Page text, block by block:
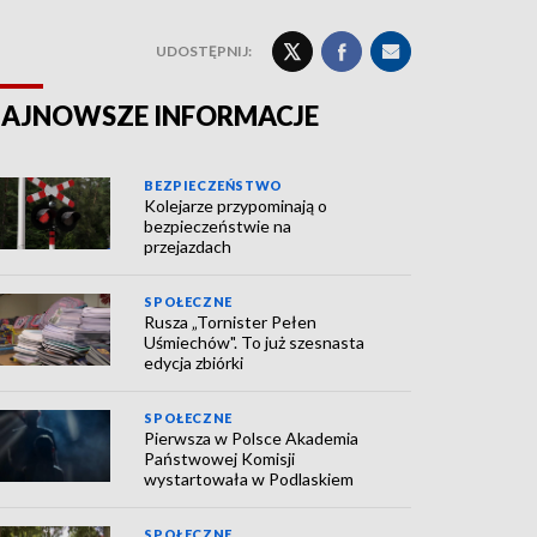
UDOSTĘPNIJ:
INFORMACJE
BEZPIECZEŃSTWO
Kolejarze przypominają o
bezpieczeństwie na
przejazdach
SPOŁECZNE
Rusza „Tornister Pełen
Uśmiechów". To już szesnasta
edycja zbiórki
SPOŁECZNE
Pierwsza w Polsce Akademia
Państwowej Komisji
wystartowała w Podlaskiem